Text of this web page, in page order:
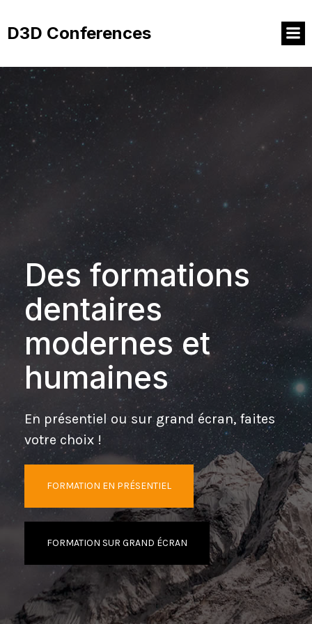
contenu
D3D Conferences
Des formations
dentaires
modernes et
humaines
En présentiel ou sur grand écran, faites
votre choix !
FORMATION EN PRÉSENTIEL
FORMATION SUR GRAND ÉCRAN